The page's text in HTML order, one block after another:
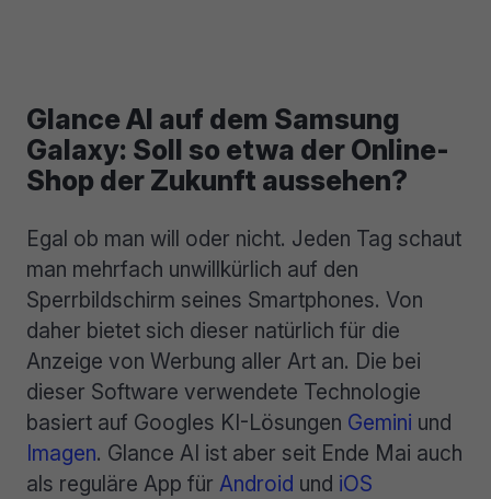
Glance AI auf dem Samsung
Galaxy: Soll so etwa der Online-
Shop der Zukunft aussehen?
Egal ob man will oder nicht. Jeden Tag schaut
man mehrfach unwillkürlich auf den
Sperrbildschirm seines Smartphones. Von
daher bietet sich dieser natürlich für die
Anzeige von Werbung aller Art an. Die bei
dieser Software verwendete Technologie
basiert auf Googles KI-Lösungen Gemini und
Imagen. Glance AI ist aber seit Ende Mai auch
als reguläre App für Android und iOS